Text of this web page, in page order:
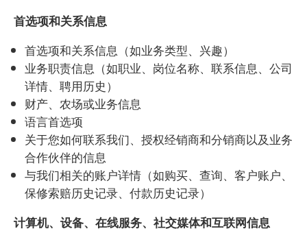
首选项和关系信息
首选项和关系信息（如业务类型、兴趣）
业务职责信息（如职业、岗位名称、联系信息、公司
详情、聘用历史）
财产、农场或业务信息
语言首选项
关于您如何联系我们、授权经销商和分销商以及业务
合作伙伴的信息
与我们相关的账户详情（如购买、查询、客户账户、
保修索赔历史记录、付款历史记录）
计算机、设备、在线服务、社交媒体和互联网信息